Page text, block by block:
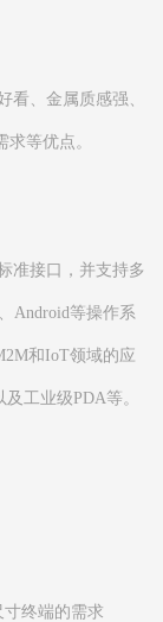
看、金属质感强、
等优点。
准接口，并支持多
Android等操作系
和IoT领域的应
工业级PDA等。
终端的需求